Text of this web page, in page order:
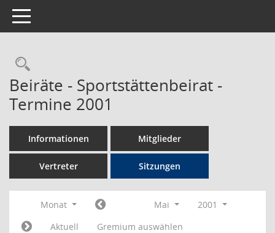
Toggle navigation
Rechercheauswahl
Beiräte - Sportstättenbeirat -
Termine 2001
Informationen Mitglieder
Vertreter Sitzungen
Monat Mai
2001
Aktuell
Gremium auswählen